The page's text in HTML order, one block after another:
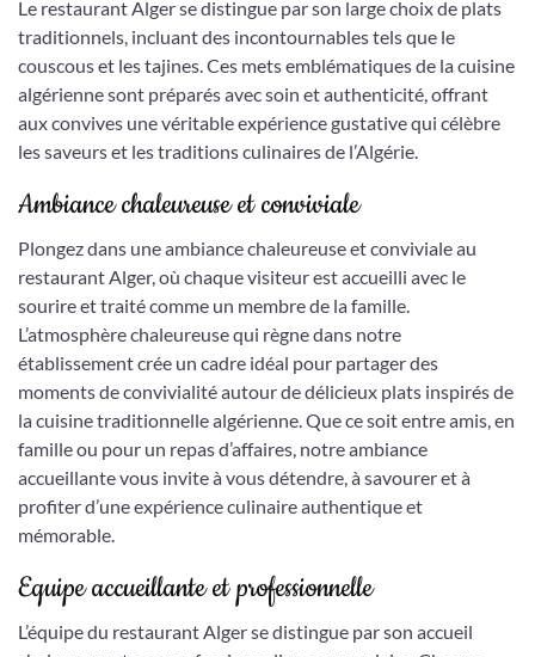
Le restaurant Alger se distingue par son large choix de plats
traditionnels, incluant des incontournables tels que le
couscous et les tajines. Ces mets emblématiques de la cuisine
algérienne sont préparés avec soin et authenticité, offrant
aux convives une véritable expérience gustative qui célèbre
les saveurs et les traditions culinaires de l’Algérie.
Ambiance chaleureuse et conviviale
Plongez dans une ambiance chaleureuse et conviviale au
restaurant Alger, où chaque visiteur est accueilli avec le
sourire et traité comme un membre de la famille.
L’atmosphère chaleureuse qui règne dans notre
établissement crée un cadre idéal pour partager des
moments de convivialité autour de délicieux plats inspirés de
la cuisine traditionnelle algérienne. Que ce soit entre amis, en
famille ou pour un repas d’affaires, notre ambiance
accueillante vous invite à vous détendre, à savourer et à
profiter d’une expérience culinaire authentique et
mémorable.
Equipe accueillante et professionnelle
L’équipe du restaurant Alger se distingue par son accueil